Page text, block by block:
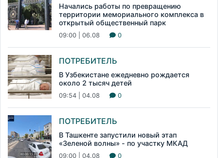
Начались работы по превращению
территории мемориального комплекса в
открытый общественный парк
09:00 | 06.08 0
ПОТРЕБИТЕЛЬ
В Узбекистане ежедневно рождается
около 2 тысяч детей
09:54 | 04.08 0
ПОТРЕБИТЕЛЬ
В Ташкенте запустили новый этап
«Зеленой волны» - по участку МКАД
09:00 | 04.08 0